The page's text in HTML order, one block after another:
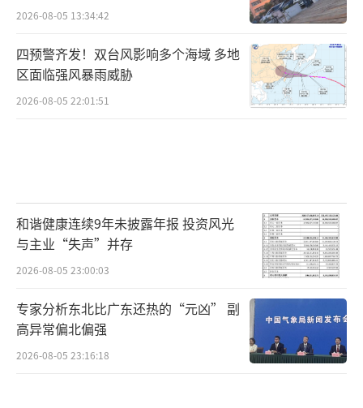
2026-08-05 13:34:42
四预警齐发！双台风影响多个海域 多地
区面临强风暴雨威胁
2026-08-05 22:01:51
和谐健康连续9年未披露年报 投资风光
与主业“失声”并存
2026-08-05 23:00:03
专家分析东北比广东还热的“元凶” 副
高异常偏北偏强
2026-08-05 23:16:18